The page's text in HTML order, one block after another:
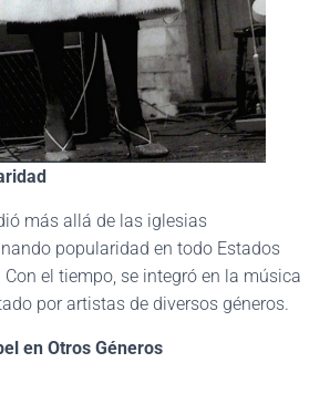
más allá de las iglesias
popularidad en todo Estados
el tiempo, se integró en la música
por artistas de diversos géneros.
en Otros Géneros